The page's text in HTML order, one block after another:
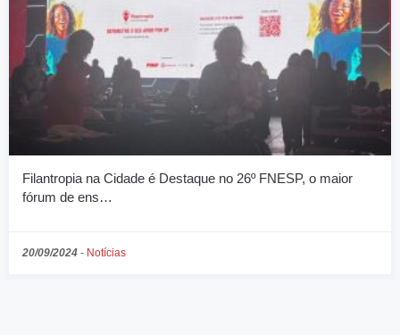
Filantropia na Cidade é Destaque no 26º FNESP, o maior
fórum de ens…
20/09/2024 - Notícias